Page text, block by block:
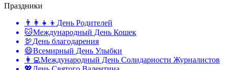
Праздники
👨‍👩‍👧‍👦 День Родителей
🐱Международный День Кошек
🦃День благодарения
😄Всемирный День Улыбки
👩‍💻Международный День Солидарности Журналистов